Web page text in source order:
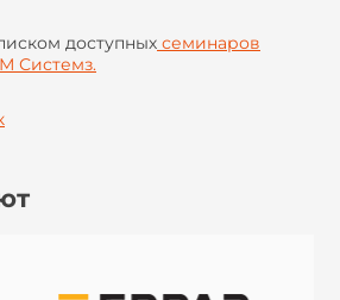
доступных семинаров
Системз.